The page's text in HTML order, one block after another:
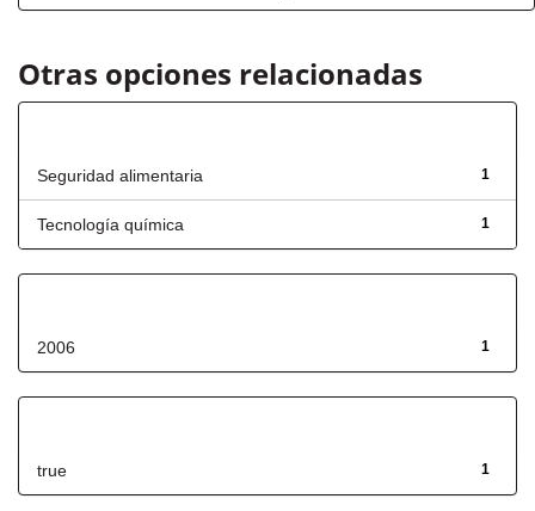
Otras opciones relacionadas
1
Seguridad alimentaria
1
Tecnología química
1
2006
1
true